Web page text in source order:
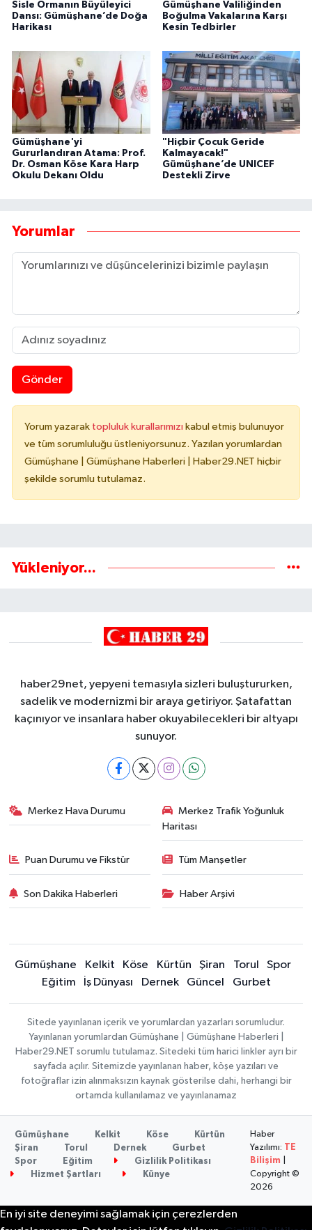
Sisle Ormanın Büyüleyici
Dansı: Gümüşhane’de Doğa
Harikası
Gümüşhane Valiliğinden
Boğulma Vakalarına Karşı
Kesin Tedbirler
Gümüşhane'yi
Gururlandıran Atama: Prof.
Dr. Osman Köse Kara Harp
Okulu Dekanı Oldu
"Hiçbir Çocuk Geride
Kalmayacak!"
Gümüşhane’de UNICEF
Destekli Zirve
Yorumlar
Gönder
Yorum yazarak topluluk kurallarımızı kabul etmiş bulunuyor
ve tüm sorumluluğu üstleniyorsunuz. Yazılan yorumlardan
Gümüşhane | Gümüşhane Haberleri | Haber29.NET hiçbir
şekilde sorumlu tutulamaz.
Yükleniyor...
haber29net, yepyeni temasıyla sizleri buluştururken,
sadelik ve modernizmi bir araya getiriyor. Şatafattan
kaçınıyor ve insanlara haber okuyabilecekleri bir altyapı
sunuyor.
Merkez Hava Durumu
Merkez Trafik Yoğunluk
Haritası
Puan Durumu ve Fikstür Tüm Manşetler
Son Dakika Haberleri Haber Arşivi
Gümüşhane Kelkit Köse Kürtün Şiran Torul
Spor
Eğitim
İş Dünyası Dernek Güncel Gurbet
Sitede yayınlanan içerik ve yorumlardan yazarları sorumludur.
Yayınlanan yorumlardan Gümüşhane | Gümüşhane Haberleri |
Haber29.NET sorumlu tutulamaz. Sitedeki tüm harici linkler ayrı bir
sayfada açılır. Sitemizde yayınlanan haber, köşe yazıları ve
fotoğraflar izin alınmaksızın kaynak gösterilse dahi, herhangi bir
ortamda kullanılamaz ve yayınlanamaz
Gümüşhane Kelkit Köse
Kürtün
Şiran
Torul Dernek
Gurbet
Spor
Eğitim
Gizlilik Politikası
Hizmet Şartları
Künye
Haber
Yazılımı: TE
Bilişim
Copyright ©
2026
En iyi site deneyimi sağlamak için çerezlerden